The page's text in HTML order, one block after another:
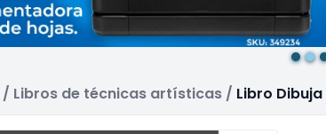
/ Libros de técnicas artísticas / Libro